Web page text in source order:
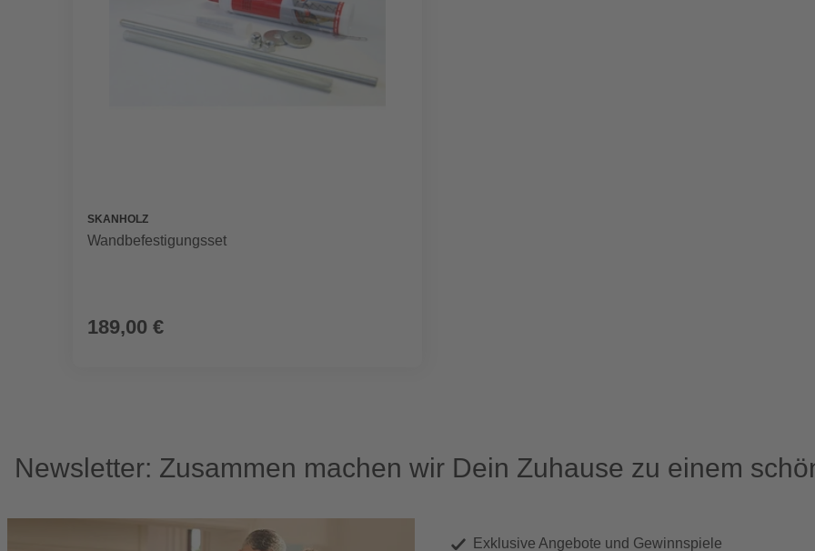
SKANHOLZ
Wandbefestigungsset
189,00 €
Newsletter: Zusammen machen wir Dein Zuhause zu einem
Exklusive Angebote und Gewinnspiele